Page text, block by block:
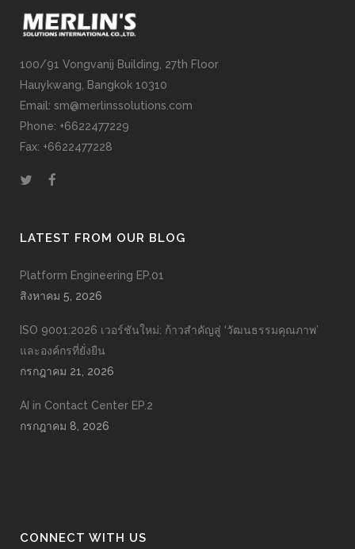
100/91 Vongvanij Building, 27th Floor
Hauykwang, Bangkok 10310
Email: sm@merlinssolutions.com
Phone: +6622477229
Fax: +6622477228
LATEST FROM OUR BLOG
Platform Engineering EP.01
สิงหาคม 5, 2026
ISO 9001:2026 เวอร์ชันใหม่: ก้าวสำคัญสู่ ‘วัฒนธรรมคุณภาพ’
และองค์กรที่ยั่งยืน
กรกฎาคม 21, 2026
AI in Contact Center EP.2
กรกฎาคม 8, 2026
CONNECT WITH US